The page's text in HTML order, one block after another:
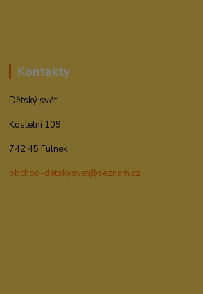
Kontakty
Dětský svět
Kostelní 109
742 45 Fulnek
obchod-detskysvet@seznam.cz